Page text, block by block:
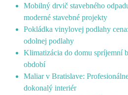
Mobilný drvič stavebného
moderné stavebné projekty
Pokládka vinylovej podlahy
odolnej podlahy
Klimatizácia do domu spríjemní
období
Maliar v Bratislave:
dokonalý interiér